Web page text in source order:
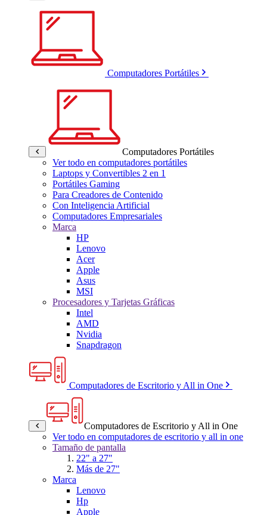
Computadores Portátiles
Computadores Portátiles
Ver todo en computadores portátiles
Laptops y Convertibles 2 en 1
Portátiles Gaming
Para Creadores de Contenido
Con Inteligencia Artificial
Computadores Empresariales
Marca
HP
Lenovo
Acer
Apple
Asus
MSI
Procesadores y Tarjetas Gráficas
Intel
AMD
Nvidia
Snapdragon
Computadores de Escritorio y All in One
Computadores de Escritorio y All in One
Ver todo en computadores de escritorio y all in one
Tamaño de pantalla
22" a 27"
Más de 27"
Marca
Lenovo
Hp
Apple